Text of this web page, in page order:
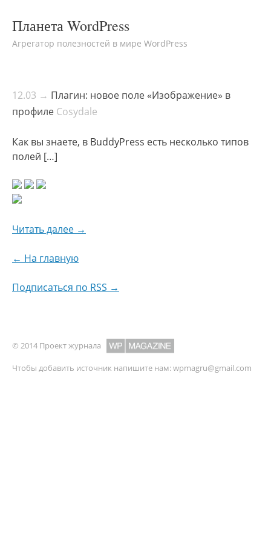
Планета WordPress
Агрегатор полезностей в мире WordPress
12.03 → Плагин: новое поле «Изображение» в
профиле Cosydale
Как вы знаете, в BuddyPress есть несколько типов
полей […]
Читать далее →
← На главную
Подписаться по RSS →
© 2014 Проект журнала
Чтобы добавить источник напишите нам:wpmagru@gmail.com